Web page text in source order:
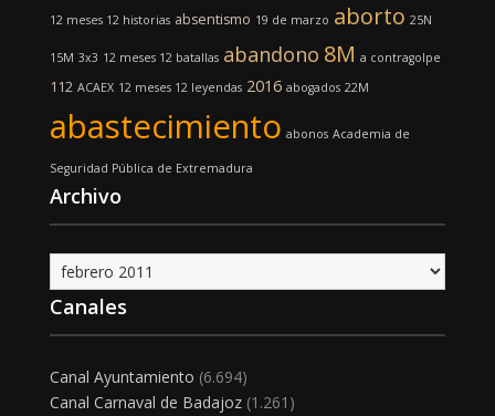
12 meses 12 historias absentismo 19 de marzo aborto 25N
15M 3x3 12 meses 12 batallas abandono 8M a contragolpe
112 ACAEX 12 meses 12 leyendas 2016 abogados 22M
abastecimiento abonos Academia de
Seguridad Pública de Extremadura
Archivo
Archivo
Canales
Canal Ayuntamiento (6.694)
Canal Carnaval de Badajoz(1.261)